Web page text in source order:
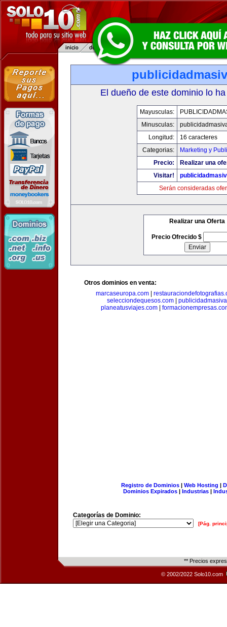
El dueño de este dominio lo
Mayusculas:
Minusculas:
Longitud:
16 caracteres
Categorias:
Marketing y
Precio:
Realizar una
Visitar!
Serán consideradas
Realizar una Oferta
Precio Ofrecido $
Otros dominios en venta:
marcaseuropa.com|
selecciondequesos.com
planeatusviajes.com
Registro de Dominios| Web Hosting |
Dominios Expirados | Industrias |
Categorías de Dominio:
[Pág.
** Precios
© 2002/2022 Solo10.com